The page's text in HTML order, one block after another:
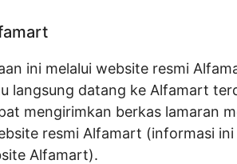
ini melalui website resmi
langsung datang ke Alfamart
mengirimkan berkas lamaran
resmi Alfamart (informasi ini
Alfamart).